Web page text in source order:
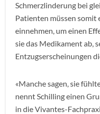
Schmerzlinderung bei
Patienten müssen somit
einnehmen, um einen
sie das Medikament ab,
Entzugserscheinungen
«Manche sagen, sie
nennt Schilling einen
in die Vivantes-